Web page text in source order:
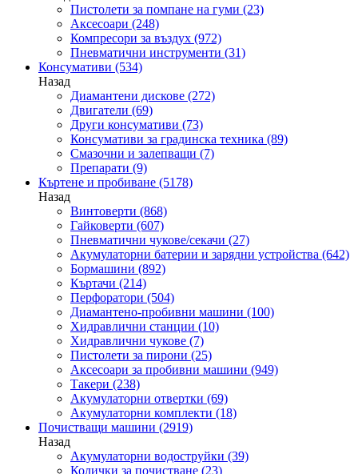
Пистолети за помпане на гуми (23)
Аксесоари (248)
Компресори за въздух (972)
Пневматични инструменти (31)
Консумативи (534)
Назад
Диамантени дискове (272)
Двигатели (69)
Други консумативи (73)
Консумативи за градинска техника (89)
Смазочни и залепващи (7)
Препарати (9)
Къртене и пробиване (5178)
Назад
Винтоверти (868)
Гайковерти (607)
Пневматични чукове/секачи (27)
Акумулаторни батерии и зарядни устройства (642)
Бормашини (892)
Къртачи (214)
Перфоратори (504)
Диамантено-пробивни машини (100)
Хидравлични станции (10)
Хидравлични чукове (7)
Пистолети за пирони (25)
Аксесоари за пробивни машини (949)
Такери (238)
Акумулаторни отвертки (69)
Акумулаторни комплекти (18)
Почистващи машини (2919)
Назад
Акумулаторни водоструйки (39)
Колички за почистване (23)